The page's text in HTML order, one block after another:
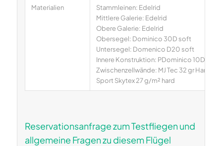
Materialien
Stammleinen: Edelrid
Mittlere Galerie: Edelrid
Obere Galerie: Edelrid
Obersegel: Dominico 30D soft
Untersegel: Domenico D20 soft
Innere Konstruktion: PDominico 10D soft
Zwischenzellwände: MJ Tec 32 gr Hard
Sport Skytex 27 g/m² hard
Reservationsanfrage zum Testfliegen und
allgemeine Fragen zu diesem Flügel